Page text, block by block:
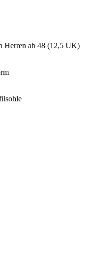
Herren ab 48 (12,5 UK)